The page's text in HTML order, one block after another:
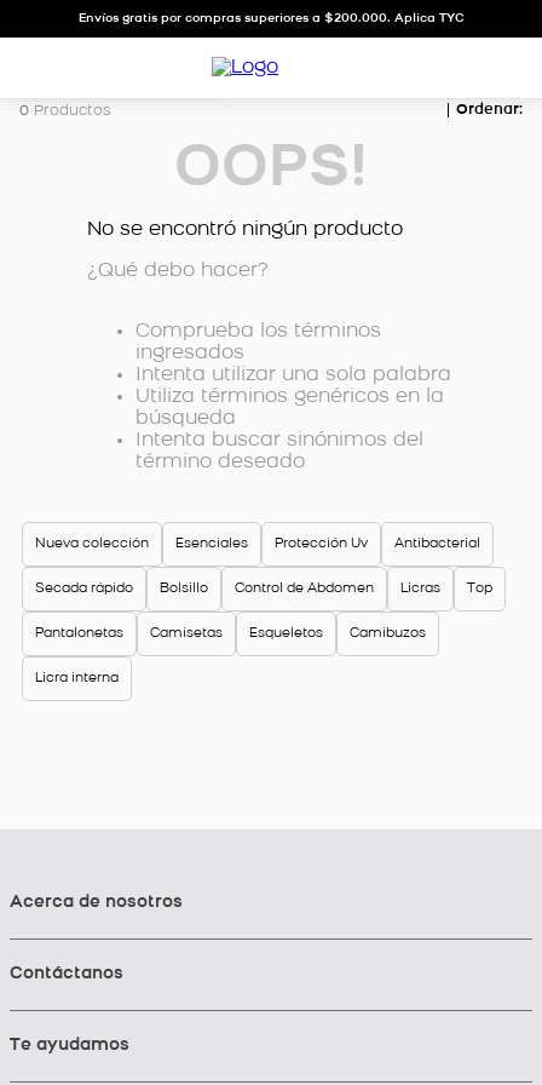
Envíos gratis por compras superiores a $200.000. Aplica TYC
0 Productos
OOPS!
No se encontró ningún producto
¿Qué debo hacer?
Comprueba los términos
ingresados
Intenta utilizar una sola palabra
Utiliza términos genéricos en la
búsqueda
Intenta buscar sinónimos del
término deseado
Nueva colección Esenciales Protección Uv Antibacterial
Secada rápido Bolsillo Control de Abdomen Licras Top
Pantalonetas Camisetas Esqueletos Camibuzos
Licra interna
Acerca de nosotros
Contáctanos
Te ayudamos